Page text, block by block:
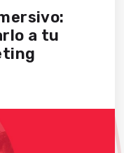
a tu